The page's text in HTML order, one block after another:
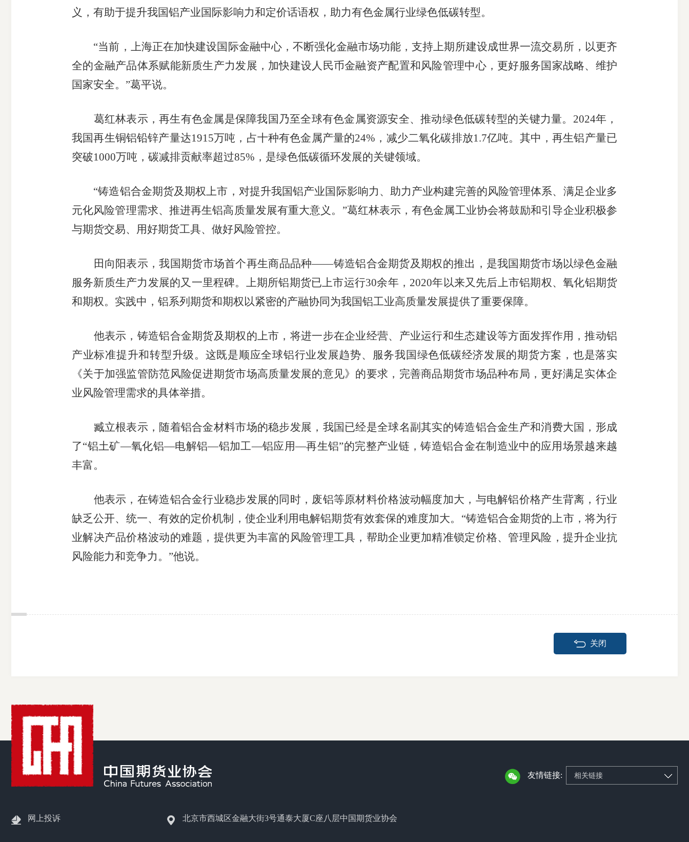
义，有助于提升我国铝产业国际影响力和定价话语权，助力有色金属行业绿色低碳转型。
“当前，上海正在加快建设国际金融中心，不断强化金融市场功能，支持上期所建设成世界一流交易所，以更齐
全的金融产品体系赋能新质生产力发展，加快建设人民币金融资产配置和风险管理中心，更好服务国家战略、维护
国家安全。”葛平说。
葛红林表示，再生有色金属是保障我国乃至全球有色金属资源安全、推动绿色低碳转型的关键力量。2024年，
我国再生铜铝铅锌产量达1915万吨，占十种有色金属产量的24%，减少二氧化碳排放1.7亿吨。其中，再生铝产量已
突破1000万吨，碳减排贡献率超过85%，是绿色低碳循环发展的关键领域。
“铸造铝合金期货及期权上市，对提升我国铝产业国际影响力、助力产业构建完善的风险管理体系、满足企业多
元化风险管理需求、推进再生铝高质量发展有重大意义。”葛红林表示，有色金属工业协会将鼓励和引导企业积极参
与期货交易、用好期货工具、做好风险管控。
田向阳表示，我国期货市场首个再生商品品种——铸造铝合金期货及期权的推出，是我国期货市场以绿色金融
服务新质生产力发展的又一里程碑。上期所铝期货已上市运行30余年，2020年以来又先后上市铝期权、氧化铝期货
和期权。实践中，铝系列期货和期权以紧密的产融协同为我国铝工业高质量发展提供了重要保障。
他表示，铸造铝合金期货及期权的上市，将进一步在企业经营、产业运行和生态建设等方面发挥作用，推动铝
产业标准提升和转型升级。这既是顺应全球铝行业发展趋势、服务我国绿色低碳经济发展的期货方案，也是落实
《关于加强监管防范风险促进期货市场高质量发展的意见》的要求，完善商品期货市场品种布局，更好满足实体企
业风险管理需求的具体举措。
臧立根表示，随着铝合金材料市场的稳步发展，我国已经是全球名副其实的铸造铝合金生产和消费大国，形成
了“铝土矿—氧化铝—电解铝—铝加工—铝应用—再生铝”的完整产业链，铸造铝合金在制造业中的应用场景越来越
丰富。
他表示，在铸造铝合金行业稳步发展的同时，废铝等原材料价格波动幅度加大，与电解铝价格产生背离，行业
缺乏公开、统一、有效的定价机制，使企业利用电解铝期货有效套保的难度加大。“铸造铝合金期货的上市，将为行
业解决产品价格波动的难题，提供更为丰富的风险管理工具，帮助企业更加精准锁定价格、管理风险，提升企业抗
风险能力和竞争力。”他说。
关闭
友情链接: 相关链接
网上投诉 北京市西城区金融大街3号通泰大厦C座八层中国期货业协会